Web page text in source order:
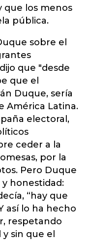
que los menos
pública.
sobre el
que "desde
que el
Duque, sería
América Latina.
electoral,
ceder a la
por la
Pero Duque
honestidad:
“hay que
así lo ha hecho
respetando
sin que el